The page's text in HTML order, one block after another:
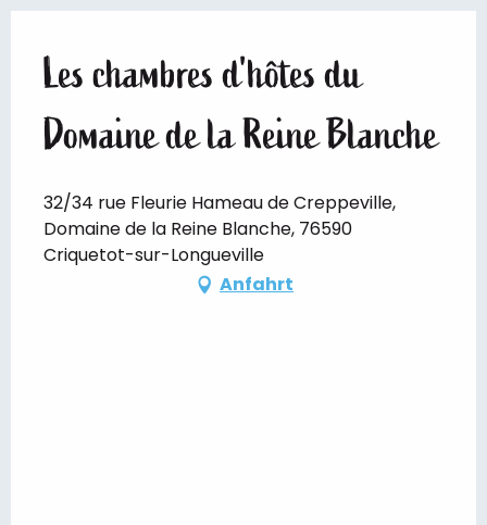
Les chambres d'hôtes du
Domaine de la Reine Blanche
32/34 rue Fleurie Hameau de Creppeville,
Domaine de la Reine Blanche, 76590
Criquetot-sur-Longueville
Anfahrt